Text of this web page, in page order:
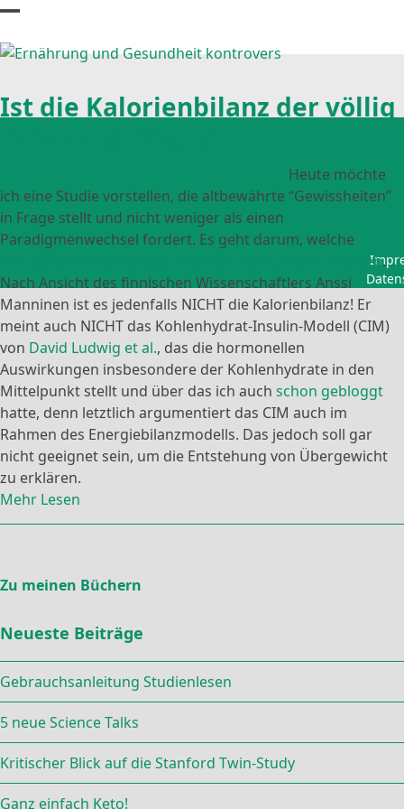
Skip
content
mobile
menu
mobile
menu
Ist die Kalorienbilanz der völlig
Heute möchte
ich eine Studie vorstellen, die altbewährte “Gewissheiten”
in Frage stellt und nicht weniger als einen
Paradigmenwechsel fordert. Es geht darum, welche
Naturgesetze die Entstehung von Übergewicht erklären.
Nach Ansicht des finnischen Wissenschaftlers Anssi
Manninen ist es jedenfalls NICHT die Kalorienbilanz! Er
meint auch NICHT das Kohlenhydrat-Insulin-Modell (CIM)
von David Ludwig et al., das die hormonellen
Auswirkungen insbesondere der Kohlenhydrate in den
Mittelpunkt stellt und über das ich auch schon gebloggt
hatte, denn letztlich argumentiert das CIM auch im
Rahmen des Energiebilanzmodells. Das jedoch soll gar
nicht geeignet sein, um die Entstehung von Übergewicht
zu erklären.
Mehr Lesen
Zu meinen Büchern
Neueste Beiträge
Gebrauchsanleitung Studienlesen
5 neue Science Talks
Kritischer Blick auf die Stanford Twin-Study
Ganz einfach Keto!